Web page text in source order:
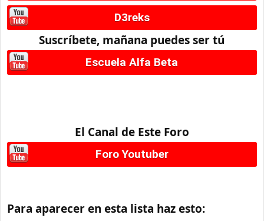
D3reks
Suscríbete, mañana puedes ser tú
Escuela Alfa Beta
El Canal de Este Foro
Foro Youtuber
Para aparecer en esta lista haz esto: